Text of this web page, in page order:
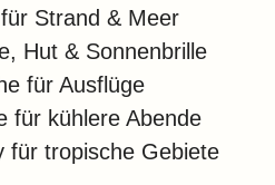
Strand & Meer
Hut & Sonnenbrille
für Ausflüge
für kühlere Abende
für tropische Gebiete